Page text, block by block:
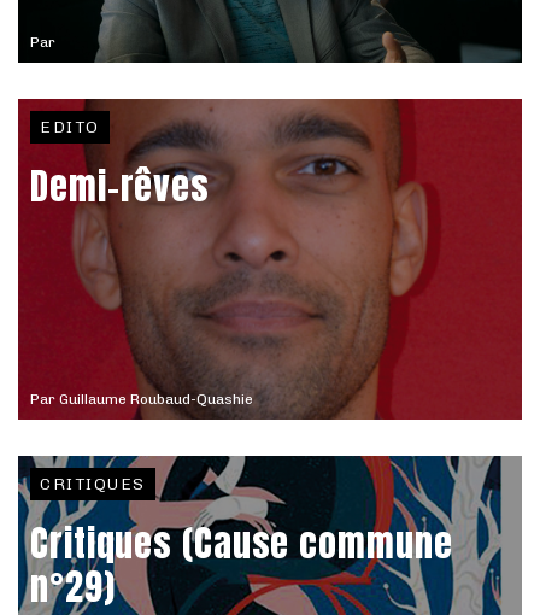
Par
Par Guillaume Roubaud-Quashie
EDITO
Demi-rêves
CRITIQUES
Critiques (Cause commune
n°29)